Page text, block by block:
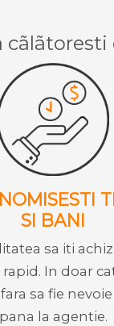
cãlãtoresti
SI BANI
sa iti
In doar
sa fie
pana la agentie.